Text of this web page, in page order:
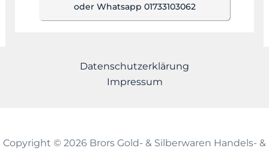
oder Whatsapp 01733103062
Datenschutzerklärung
Impressum
Copyright © 2026 Brors Gold- & Silberwaren Handels- &